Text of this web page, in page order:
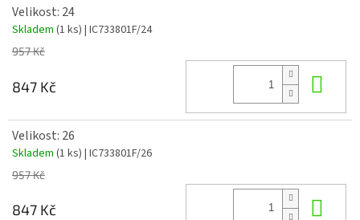
Velikost: 24
Skladem (1 ks) | IC733801F/24
957 Kč
847 Kč
Velikost: 26
Skladem (1 ks) | IC733801F/26
957 Kč
847 Kč